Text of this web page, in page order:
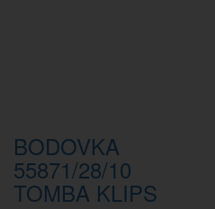
BODOVKA
55871/28/10
TOMBA KLIPS